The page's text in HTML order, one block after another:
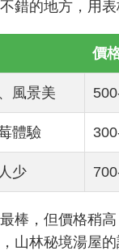
錯的地方，用表
價
風景美
體驗
少
棒，但價格稍
山林秘境湯屋